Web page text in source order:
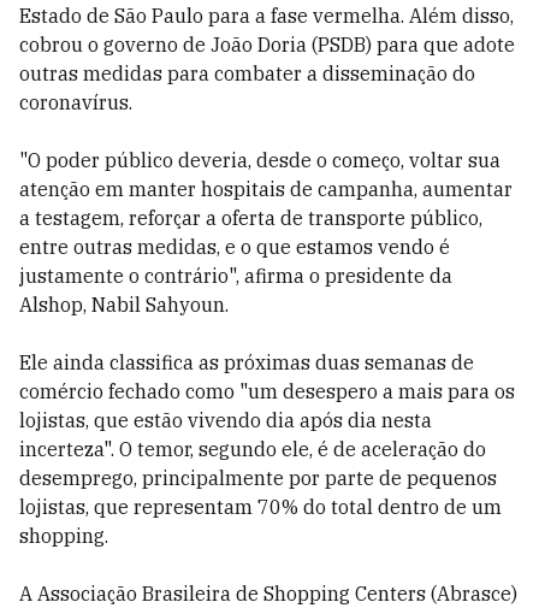
Estado de São Paulo para a fase vermelha. Além disso,
cobrou o governo de João Doria (PSDB) para que adote
outras medidas para combater a disseminação do
coronavírus.
"O poder público deveria, desde o começo, voltar sua
atenção em manter hospitais de campanha, aumentar
a testagem, reforçar a oferta de transporte público,
entre outras medidas, e o que estamos vendo é
justamente o contrário", afirma o presidente da
Alshop, Nabil Sahyoun.
Ele ainda classifica as próximas duas semanas de
comércio fechado como "um desespero a mais para os
lojistas, que estão vivendo dia após dia nesta
incerteza". O temor, segundo ele, é de aceleração do
desemprego, principalmente por parte de pequenos
lojistas, que representam 70% do total dentro de um
shopping.
A Associação Brasileira de Shopping Centers (Abrasce)